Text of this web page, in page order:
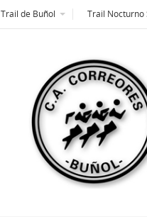
Trail de Buñol Trail Nocturno